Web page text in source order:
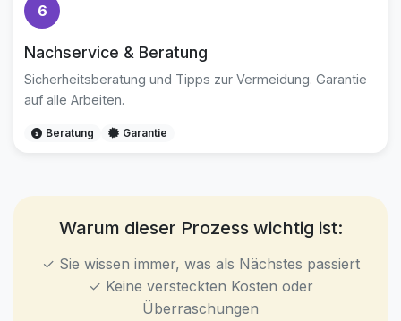
6
Nachservice & Beratung
Sicherheitsberatung und Tipps zur Vermeidung. Garantie
auf alle Arbeiten.
Beratung Garantie
Warum dieser Prozess wichtig ist:
✓ Sie wissen immer, was als Nächstes passiert
✓ Keine versteckten Kosten oder
Überraschungen